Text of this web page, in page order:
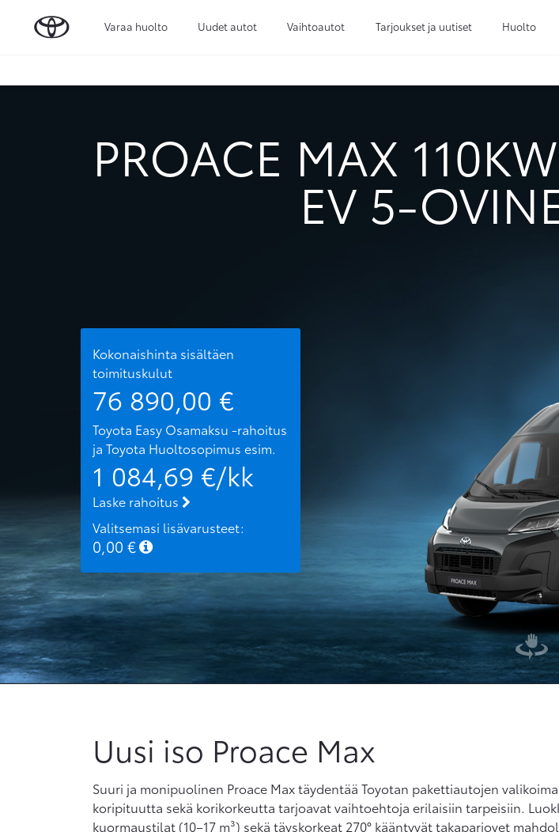
Varaa huolto Uudet autot Vaihtoautot Tarjoukset ja uutiset Huolto
PROACE MAX
EV 5-
Kokonaishinta sisältäen
toimituskulut
76 890,00 €
Toyota Easy Osamaksu -rahoitus
ja Toyota Huoltosopimus esim.
1 084,69 €/kk
Laske rahoitus
Valitsemasi lisävarusteet:
0,00 €
Uusi iso Proace Max
Suuri ja monipuolinen Proace Max täydentää Toyotan pakettiautojen
koripituutta sekä korikorkeutta tarjoavat vaihtoehtoja erilaisiin tarpeisiin.
kuormaustilat (10–17 m³) sekä täyskorkeat 270° kääntyvät takapariovet